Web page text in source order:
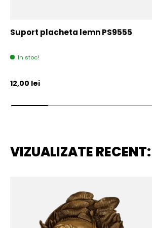
Suport placheta lemn PS9555
In stoc!
Pret initial
12,00 lei
VIZUALIZATE RECENT: